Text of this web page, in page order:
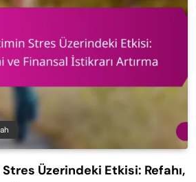
Üzerindeki Etkisi: Refahı,